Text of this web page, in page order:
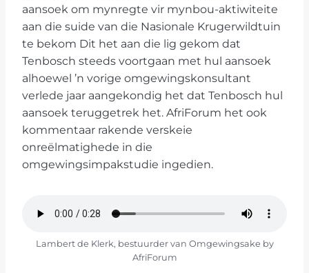
aansoek om mynregte vir mynbou-aktiwiteite
aan die suide van die Nasionale Krugerwildtuin
te bekom Dit het aan die lig gekom dat
Tenbosch steeds voortgaan met hul aansoek
alhoewel ’n vorige omgewingskonsultant
verlede jaar aangekondig het dat Tenbosch hul
aansoek teruggetrek het. AfriForum het ook
kommentaar rakende verskeie
onreëlmatighede in die
omgewingsimpakstudie ingedien.
Lambert de Klerk, bestuurder van Omgewingsake by
AfriForum